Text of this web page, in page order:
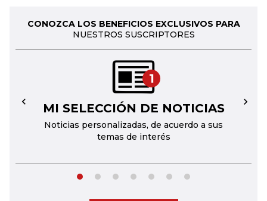
CONOZCA LOS BENEFICIOS EXCLUSIVOS PARA
NUESTROS SUSCRIPTORES
1
MI SELECCIÓN DE NOTICIAS
Noticias personalizadas, de acuerdo a sus
temas de interés
← →